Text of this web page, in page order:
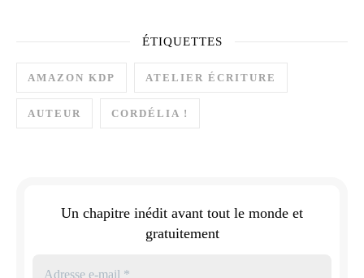
ÉTIQUETTES
AMAZON KDP ATELIER ÉCRITURE
AUTEUR CORDÉLIA !
Un chapitre inédit avant tout le monde et
gratuitement